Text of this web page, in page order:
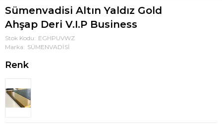
Sümenvadisi Altın Yaldız Gold
Ahşap Deri V.I.P Business
Stok Kodu
EGHPUVWZ
Marka
SÜMENVADİSİ
Renk